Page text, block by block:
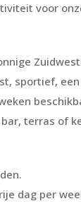
voor
sportief,
terras of
dag per